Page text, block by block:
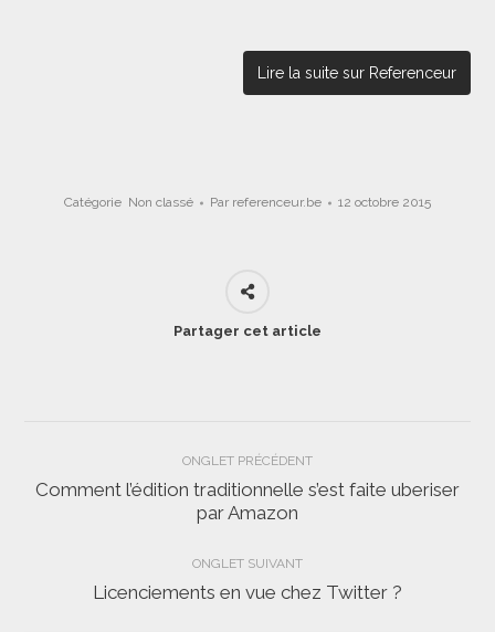
Lire la suite sur Referenceur
Catégorie Non classé Par referenceur.be 12 octobre 2015
Partager cet article
Navigation
de
commentaire
ONGLET PRÉCÉDENT
Onglet
Comment l’édition traditionnelle s’est faite uberiser
par Amazon
ONGLET SUIVANT
Onglet
Licenciements en vue chez Twitter ?